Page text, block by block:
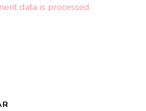
data is processed.